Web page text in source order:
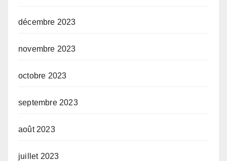
décembre 2023
novembre 2023
octobre 2023
septembre 2023
août 2023
juillet 2023